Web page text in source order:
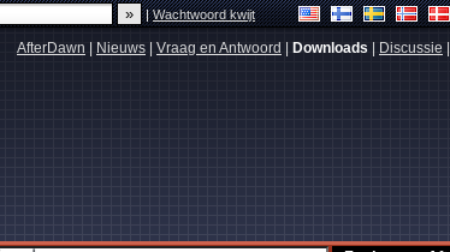
|Wachtwoord kwijt
AfterDawn Nieuws Vraag en Antwoord Downloads Discussie